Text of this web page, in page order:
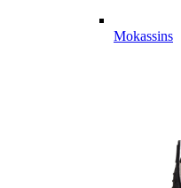
Mokassins